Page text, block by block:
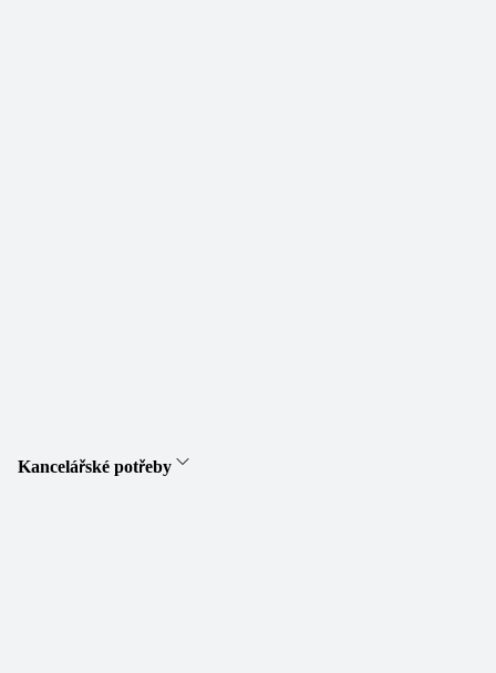
Kancelářské potřeby